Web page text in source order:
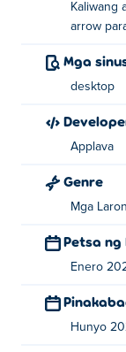
Kaliwang
arrow
Mga
desktop
Applava
Genre
Mga
Petsa
Enero
Hunyo